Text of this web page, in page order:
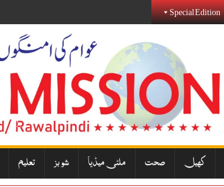
Special Edition
کھیل صحت ملٹی میڈیا شوبز تعلیم